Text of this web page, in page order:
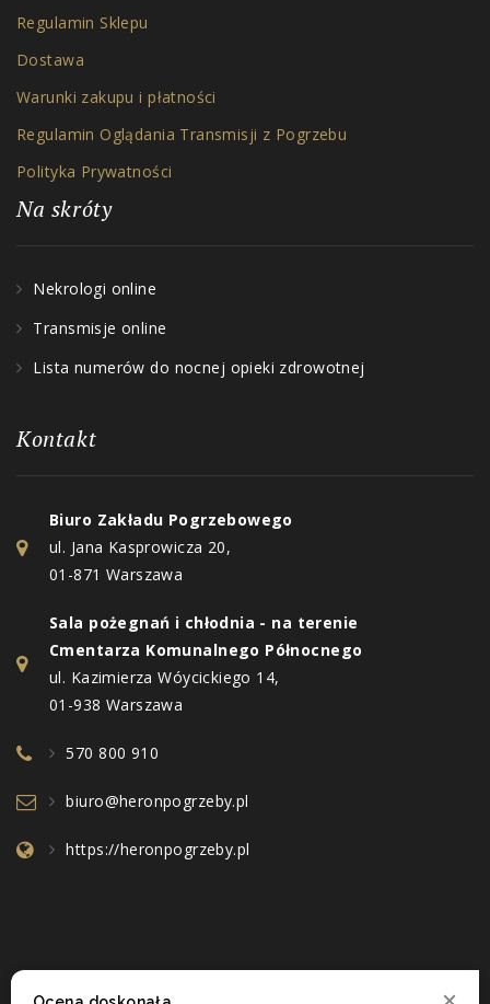
Regulamin Sklepu
Dostawa
Warunki zakupu i płatności
Regulamin Oglądania Transmisji z Pogrzebu
Polityka Prywatności
Na skróty
Nekrologi online
Transmisje online
Lista numerów do nocnej opieki zdrowotnej
Kontakt
Biuro Zakładu Pogrzebowego
ul. Jana Kasprowicza 20,
01-871 Warszawa
Sala pożegnań i chłodnia - na terenie
Cmentarza Komunalnego Północnego
ul. Kazimierza Wóycickiego 14,
01-938 Warszawa
570 800 910
biuro@heronpogrzeby.pl
https://heronpogrzeby.pl